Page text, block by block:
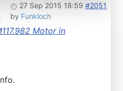
27 Sep 2015 18:59 #2051
by Funkloch
Motor in